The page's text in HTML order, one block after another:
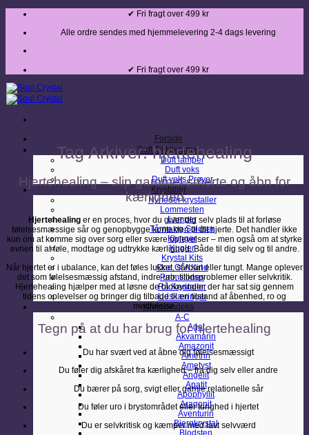
Fortsæt
indhold
✔ Fri fragt over 499 kr
Alle ordre sendes med hjemmelevering 2-4 dags levering
✔ Fri fragt over 499 kr
Forside
Duft Til Hjemmet
Duft lamper
Duft voks
Duft voks Prøver
Krystaller
Nyheder krystaller
Lommesten
Lamper
Tårne og Spidser
Klynger
Kugler
Krystal Kits
One Of A Kind
Palmstones
Rå Krystaller
Udskæringer
Krystalindeks
A-C
Agat
Akvamarin
Amazonit
Ametrin
Ametyst
Angelit
Apatit
Apophyllit
Aragonit
Aventurin
Bjergkrystal
Tag Arkiver:hjertehealing
Hjertehealing – slip gammel smerte og åbn for
kærlighed
Hjertehealinger en proces, hvor du giver dig selv plads til at forløse
følelsesmæssige sår og genopbygge kontakten til dit hjerte. Det handler ikke
kun om at komme sig over sorg eller svære oplevelser – men også om at styrke
evnen til at føle, modtage og udtrykke kærlighed. Både til dig selv og til andre.
Når hjertet er i ubalance, kan det føles lukket, sårbart eller tungt. Mange oplever
det som følelsesmæssig afstand, indre uro, tillidsproblemer eller selvkritik.
Hjertehealing hjælper med at løsne de blokeringer, der har sat sig gennem
tidens oplevelser og bringer dig tilbage til en tilstand af åbenhed, ro og
medfølelse.
Tegn på at du har brug for hjertehealing
Du har svært ved at åbne dig følelsesmæssigt
Du føler dig afskåret fra kærlighed – fra dig selv eller andre
Du bærer på sorg, svigt eller gamle relationelle sår
Du føler uro i brystområdet eller tunghed i hjertet
Du er selvkritisk og kæmper med lavt selvværd